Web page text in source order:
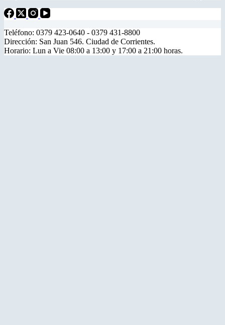
Teléfono: 0379 423-0640 - 0379 431-8800
Dirección: San Juan 546. Ciudad de Corrientes.
Horario: Lun a Vie 08:00 a 13:00 y 17:00 a 21:00 horas.